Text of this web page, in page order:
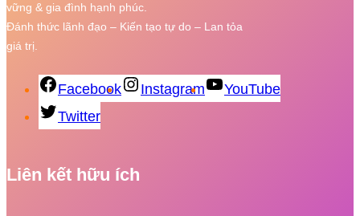
vững & gia đình hạnh phúc.
Đánh thức lãnh đạo – Kiến tạo tự do – Lan tỏa
giá trị.
Facebook Instagram
YouTube
Twitter
Liên kết hữu ích